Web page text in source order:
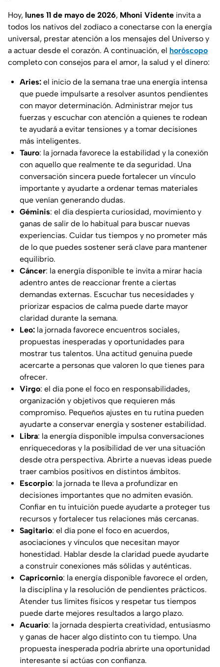
Hoy, lunes 11 de mayo de 2026, Mhoni Vidente invita a
todos los nativos del zodíaco a conectarse con la energía
universal, prestar atención a los mensajes del Universo y
a actuar desde el corazón. A continuación, el horóscopo
completo con consejos para el amor, la salud y el dinero:
Aries: el inicio de la semana trae una energía intensa
que puede impulsarte a resolver asuntos pendientes
con mayor determinación. Administrar mejor tus
fuerzas y escuchar con atención a quienes te rodean
te ayudará a evitar tensiones y a tomar decisiones
más inteligentes.
Tauro: la jornada favorece la estabilidad y la conexión
con aquello que realmente te da seguridad. Una
conversación sincera puede fortalecer un vínculo
importante y ayudarte a ordenar temas materiales
que venían generando dudas.
Géminis: el día despierta curiosidad, movimiento y
ganas de salir de lo habitual para buscar nuevas
experiencias. Cuidar tus tiempos y no prometer más
de lo que puedes sostener será clave para mantener
equilibrio.
Cáncer: la energía disponible te invita a mirar hacia
adentro antes de reaccionar frente a ciertas
demandas externas. Escuchar tus necesidades y
priorizar espacios de calma puede darte mayor
claridad durante la semana.
Leo: la jornada favorece encuentros sociales,
propuestas inesperadas y oportunidades para
mostrar tus talentos. Una actitud genuina puede
acercarte a personas que valoren lo que tienes para
ofrecer.
Virgo: el día pone el foco en responsabilidades,
organización y objetivos que requieren más
compromiso. Pequeños ajustes en tu rutina pueden
ayudarte a conservar energía y sostener estabilidad.
Libra: la energía disponible impulsa conversaciones
enriquecedoras y la posibilidad de ver una situación
desde otra perspectiva. Abrirte a nuevas ideas puede
traer cambios positivos en distintos ámbitos.
Escorpio: la jornada te lleva a profundizar en
decisiones importantes que no admiten evasión.
Confiar en tu intuición puede ayudarte a proteger tus
recursos y fortalecer tus relaciones más cercanas.
Sagitario: el día pone el foco en acuerdos,
asociaciones y vínculos que necesitan mayor
honestidad. Hablar desde la claridad puede ayudarte
a construir conexiones más sólidas y auténticas.
Capricornio: la energía disponible favorece el orden,
la disciplina y la resolución de pendientes prácticos.
Atender tus límites físicos y respetar tus tiempos
puede darte mejores resultados a largo plazo.
Acuario: la jornada despierta creatividad, entusiasmo
y ganas de hacer algo distinto con tu tiempo. Una
propuesta inesperada podría abrirte una oportunidad
interesante si actúas con confianza.